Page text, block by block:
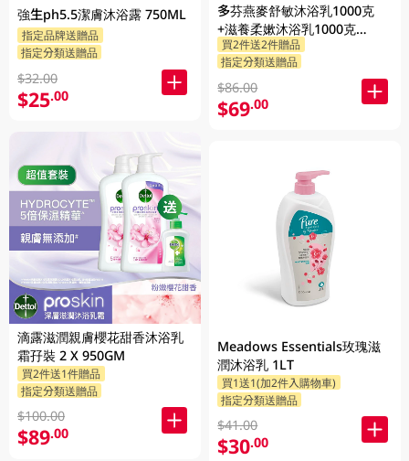
強生ph5.5潔膚沐浴露 750ML
指定品牌送贈品
指定分類送贈品
$32.00
$25.00
滴露滋潤親膚櫻花甜香沐浴乳
霜孖裝 2 X 950GM
買2件送1件贈品
指定分類送贈品
$100.00
$89.00
多芬燕麥舒敏沐浴乳1000克
+滋養柔嫰沐浴乳1000克
+Dove沐浴乳200克 (隨機發送)
1PK
買2件送2件贈品
指定分類送贈品
$86.00
$69.00
Meadows Essentials玫瑰滋
潤沐浴乳 1LT
買1送1(加2件入購物車)
指定分類送贈品
$41.00
$30.00